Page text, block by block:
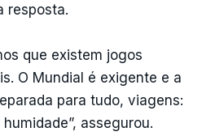
resposta.
que existem jogos
O Mundial é exigente e a
para tudo, viagens:
assegurou.